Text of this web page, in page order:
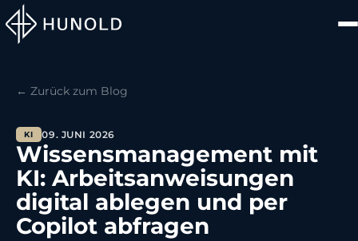
← Zurück zum Blog
KI 09. JUNI 2026
Wissensmanagement mit
KI: Arbeitsanweisungen
digital ablegen und per
Copilot abfragen